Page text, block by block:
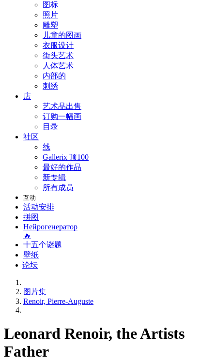
图标
照片
雕塑
儿童的图画
衣服设计
街头艺术
人体艺术
内部的
刺绣
店
艺术品出售
订购一幅画
目录
社区
线
Gallerix 顶100
最好的作品
新专辑
所有成员
互动
活动安排
拼图
Нейрогенератор
🔥
十五个谜题
壁纸
论坛
图片集
Renoir, Pierre-Auguste
Leonard Renoir, the Artists
Father